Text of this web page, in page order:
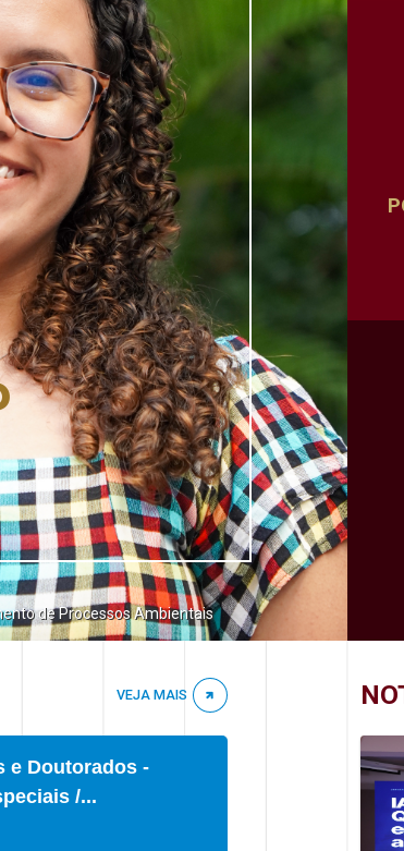
de Processos Ambientais
VEJA MAIS
e Doutorados -
/...